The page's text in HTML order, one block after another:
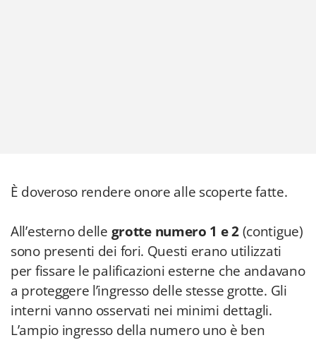
È doveroso rendere onore alle scoperte fatte.
All’esterno delle grotte numero 1 e 2(contigue)
sono presenti dei fori. Questi erano utilizzati
per fissare le palificazioni esterne che andavano
a proteggere l’ingresso delle stesse grotte. Gli
interni vanno osservati nei minimi dettagli.
L’ampio ingresso della numero uno è ben